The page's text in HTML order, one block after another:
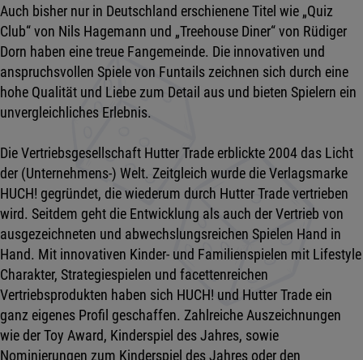
Auch bisher nur in Deutschland erschienene Titel wie „Quiz
Club“ von Nils Hagemann und „Treehouse Diner“ von Rüdiger
Dorn haben eine treue Fangemeinde. Die innovativen und
anspruchsvollen Spiele von Funtails zeichnen sich durch eine
hohe Qualität und Liebe zum Detail aus und bieten Spielern ein
unvergleichliches Erlebnis.
Die Vertriebsgesellschaft Hutter Trade erblickte 2004 das Licht
der (Unternehmens-) Welt. Zeitgleich wurde die Verlagsmarke
HUCH! gegründet, die wiederum durch Hutter Trade vertrieben
wird. Seitdem geht die Entwicklung als auch der Vertrieb von
ausgezeichneten und abwechslungsreichen Spielen Hand in
Hand. Mit innovativen Kinder- und Familienspielen mit Lifestyle
Charakter, Strategiespielen und facettenreichen
Vertriebsprodukten haben sich HUCH! und Hutter Trade ein
ganz eigenes Profil geschaffen. Zahlreiche Auszeichnungen
wie der Toy Award, Kinderspiel des Jahres, sowie
Nominierungen zum Kinderspiel des Jahres oder den